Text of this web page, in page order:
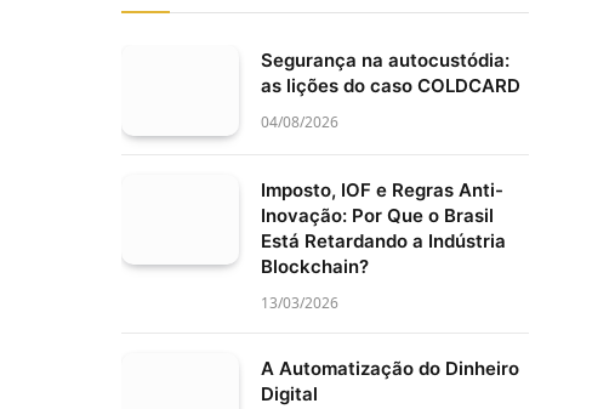
Segurança na autocustódia:
as lições do caso COLDCARD
04/08/2026
Imposto, IOF e Regras Anti-
Inovação: Por Que o Brasil
Está Retardando a Indústria
Blockchain?
13/03/2026
A Automatização do Dinheiro
Digital